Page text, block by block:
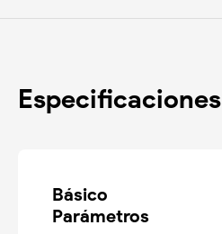
Especificaciones
Básico
Parámetros